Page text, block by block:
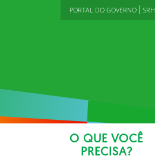
PORTAL DO GOVERNO SRH
O QUE VOCÊ
PRECISA?